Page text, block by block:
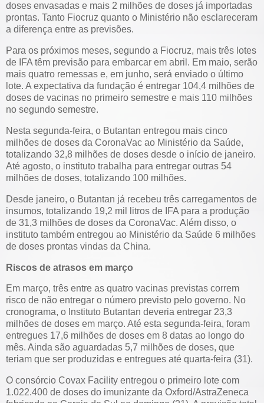
doses envasadas e mais 2 milhões de doses já importadas
prontas. Tanto Fiocruz quanto o Ministério não esclareceram
a diferença entre as previsões.
Para os próximos meses, segundo a Fiocruz, mais três lotes
de IFA têm previsão para embarcar em abril. Em maio, serão
mais quatro remessas e, em junho, será enviado o último
lote. A expectativa da fundação é entregar 104,4 milhões de
doses de vacinas no primeiro semestre e mais 110 milhões
no segundo semestre.
Nesta segunda-feira, o Butantan entregou mais cinco
milhões de doses da CoronaVac ao Ministério da Saúde,
totalizando 32,8 milhões de doses desde o início de janeiro.
Até agosto, o instituto trabalha para entregar outras 54
milhões de doses, totalizando 100 milhões.
Desde janeiro, o Butantan já recebeu três carregamentos de
insumos, totalizando 19,2 mil litros de IFA para a produção
de 31,3 milhões de doses da CoronaVac. Além disso, o
instituto também entregou ao Ministério da Saúde 6 milhões
de doses prontas vindas da China.
Riscos de atrasos em março
Em março, três entre as quatro vacinas previstas correm
risco de não entregar o número previsto pelo governo. No
cronograma, o Instituto Butantan deveria entregar 23,3
milhões de doses em março. Até esta segunda-feira, foram
entregues 17,6 milhões de doses em 8 datas ao longo do
mês. Ainda são aguardadas 5,7 milhões de doses, que
teriam que ser produzidas e entregues até quarta-feira (31).
O consórcio Covax Facility entregou o primeiro lote com
1.022.400 de doses do imunizante da Oxford/AstraZeneca